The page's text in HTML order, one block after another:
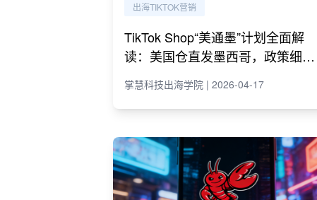
出海TIKTOK营销
TikTok Shop“美通墨”计划全面解
读：美国仓直发墨西哥，政策细则
掌慧科技出海学院 | 2026-04-17